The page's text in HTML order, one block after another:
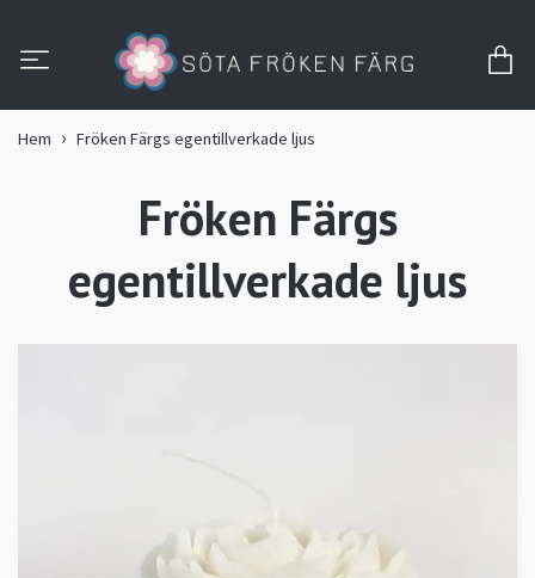
Hem Fröken Färgs egentillverkade ljus
Fröken Färgs
egentillverkade ljus